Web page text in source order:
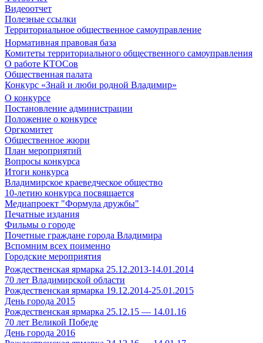
Видеоотчет
Полезные ссылки
Территориальное общественное самоуправление
Нормативная правовая база
Комитеты территориального общественного самоуправления
О работе КТОСов
Общественная палата
Конкурс «Знай и люби родной Владимир»
О конкурсе
Постановление администрации
Положение о конкурсе
Оргкомитет
Общественное жюри
План мероприятий
Вопросы конкурса
Итоги конкурса
Владимирское краеведческое общество
10-летию конкурса посвящается
Медиапроект "Формула дружбы"
Печатные издания
Фильмы о городе
Почетные граждане города Владимира
Вспомним всех поименно
Городские мероприятия
Рождественская ярмарка 25.12.2013-14.01.2014
70 лет Владимирской области
Рождественская ярмарка 19.12.2014-25.01.2015
День города 2015
Рождественская ярмарка 25.12.15 — 14.01.16
70 лет Великой Победе
День города 2016